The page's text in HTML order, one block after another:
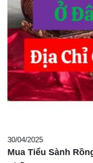
30/04/2025
Mua Tiểu Sành